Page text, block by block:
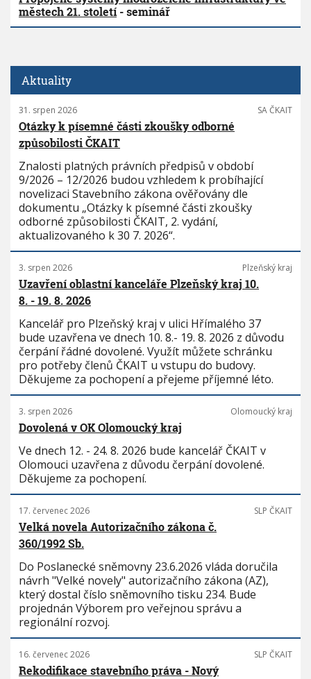
městech 21. století- seminář
Aktuality
31. srpen 2026 SA ČKAIT
Otázky k písemné části zkoušky odborné
způsobilosti ČKAIT
Znalosti platných právních předpisů v období
9/2026 – 12/2026 budou vzhledem k probíhající
novelizaci Stavebního zákona ověřovány dle
dokumentu „Otázky k písemné části zkoušky
odborné způsobilosti ČKAIT, 2. vydání,
aktualizovaného k 30 7. 2026“.
3. srpen 2026 Plzeňský kraj
Uzavření oblastní kanceláře Plzeňský kraj 10.
8. - 19. 8. 2026
Kancelář pro Plzeňský kraj v ulici Hřímalého 37
bude uzavřena ve dnech 10. 8.- 19. 8. 2026 z důvodu
čerpání řádné dovolené. Využít můžete schránku
pro potřeby členů ČKAIT u vstupu do budovy.
Děkujeme za pochopení a přejeme příjemné léto.
3. srpen 2026 Olomoucký kraj
Dovolená v OK Olomoucký kraj
Ve dnech 12. - 24. 8. 2026 bude kancelář ČKAIT v
Olomouci uzavřena z důvodu čerpání dovolené.
Děkujeme za pochopení.
17. červenec 2026 SLP ČKAIT
Velká novela Autorizačního zákona č.
360/1992 Sb.
Do Poslanecké sněmovny 23.6.2026 vláda doručila
návrh "Velké novely" autorizačního zákona (AZ),
který dostal číslo sněmovního tisku 234. Bude
projednán Výborem pro veřejnou správu a
regionální rozvoj.
16. červenec 2026 SLP ČKAIT
Rekodifikace stavebního práva - Nový